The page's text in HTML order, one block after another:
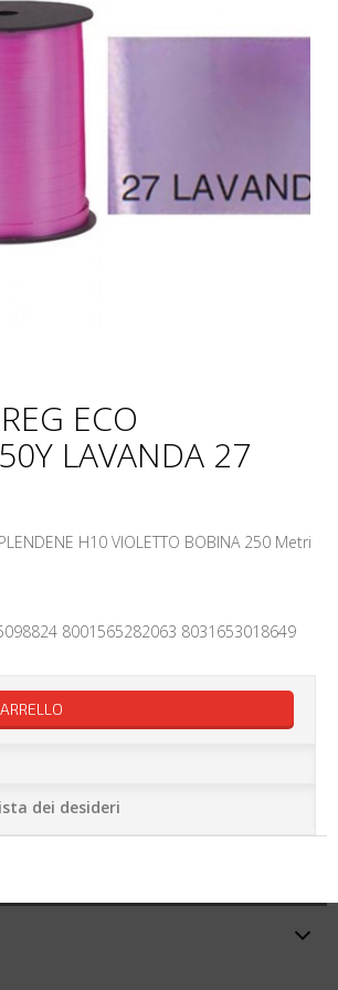
ECO
LAVANDA 27
H10 VIOLETTO BOBINA 250 Metri
8001565282063 8031653018649
dei desideri